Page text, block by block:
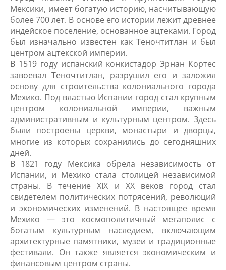
Мексики, имеет богатую историю, насчитывающую
более 700 лет. В основе его истории лежит древнее
индейское поселение, основанное ацтеками. Город
был изначально известен как Теночтитлан и был
центром ацтекской империи.
В 1519 году испанский конкистадор Эрнан Кортес
завоевал Теночтитлан, разрушил его и заложил
основу для строительства колониального города
Мехико. Под властью Испании город стал крупным
центром колониальной империи, важным
административным и культурным центром. Здесь
были построены церкви, монастыри и дворцы,
многие из которых сохранились до сегодняшних
дней.
В 1821 году Мексика обрела независимость от
Испании, и Мехико стала столицей независимой
страны. В течение XIX и XX веков город стал
свидетелем политических потрясений, революций
и экономических изменений. В настоящее время
Мехико — это космополитичный мегаполис с
богатым культурным наследием, включающим
архитектурные памятники, музеи и традиционные
фестивали. Он также является экономическим и
финансовым центром страны.